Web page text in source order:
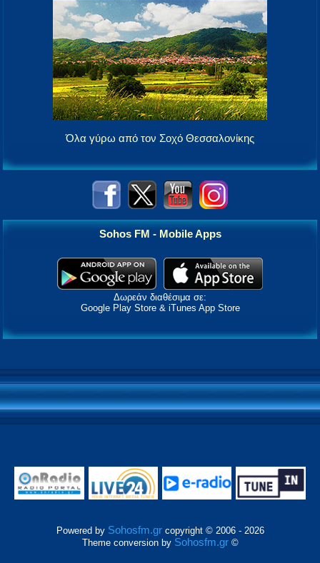
Όλα γύρω από τον Σοχό Θεσσαλονίκης
Sohos FM - Mobile Apps
Δωρεάν διαθέσιμα σε:
Google Play Store & iTunes App Store
Powered by Sohosfm.grcopyright © 2006 - 2026
Theme conversion by Sohosfm.gr©